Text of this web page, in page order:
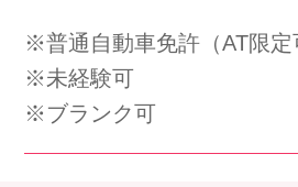
※普通自動車免許（AT限定
※未経験可
※ブランク可